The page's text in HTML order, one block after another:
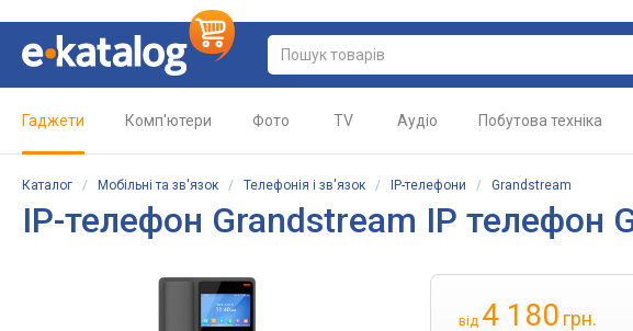
Гаджети Комп'ютери Фото TV Аудіо Побутова техніка
Каталог / Мобільні та зв'язок / Телефонія і зв'язок / IP-телефони / Grandstream
IP-телефон Grandstream IP телефон
від 4 180 грн.